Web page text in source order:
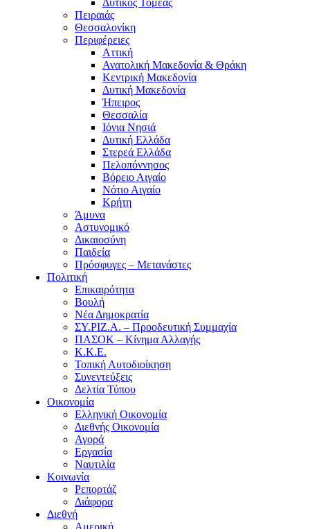
Δυτικός Τομέας
Πειραιάς
Θεσσαλονίκη
Περιφέρειες
Αττική
Ανατολική Μακεδονία & Θράκη
Κεντρική Μακεδονία
Δυτική Μακεδονία
Ήπειρος
Θεσσαλία
Ιόνια Νησιά
Δυτική Ελλάδα
Στερεά Ελλάδα
Πελοπόννησος
Βόρειο Αιγαίο
Νότιο Αιγαίο
Κρήτη
Άμυνα
Αστυνομικό
Δικαιοσύνη
Παιδεία
Πρόσφυγες – Μετανάστες
Πολιτική
Επικαιρότητα
Βουλή
Νέα Δημοκρατία
ΣΥ.ΡΙΖ.Α. – Προοδευτική Συμμαχία
ΠΑΣΟΚ – Κίνημα Αλλαγής
Κ.Κ.Ε.
Τοπική Αυτοδιοίκηση
Συνεντεύξεις
Δελτία Τύπου
Οικονομία
Ελληνική Οικονομία
Διεθνής Οικονομία
Αγορά
Εργασία
Ναυτιλία
Κοινωνία
Ρεπορτάζ
Διάφορα
Διεθνή
Αμερική